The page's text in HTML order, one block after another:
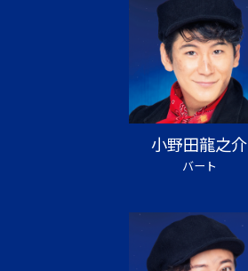
小野田龍之介
バート